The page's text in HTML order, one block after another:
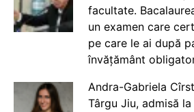
facultate.
un examen care
pe care le ai după
învățământ
Andra-Gabriela
Târgu Jiu, admisă